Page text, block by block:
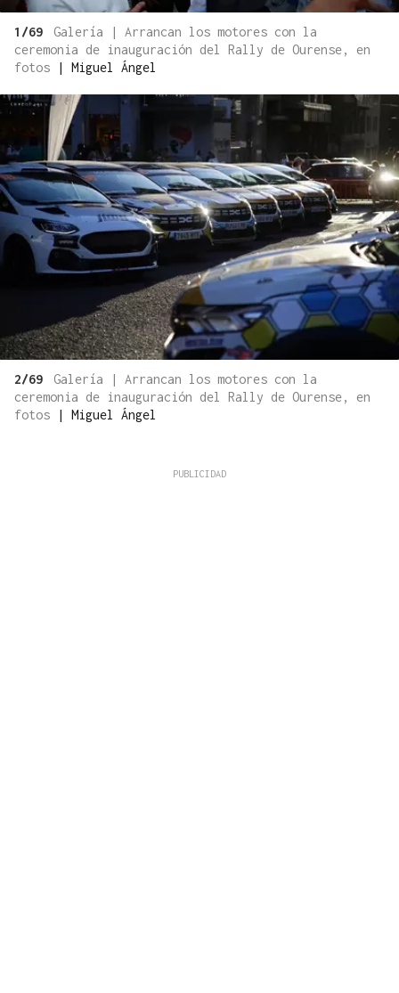
1/69
Galería | Arrancan los motores con la
ceremonia de inauguración del Rally de Ourense, en
fotos
| Miguel Ángel
2/69
Galería | Arrancan los motores con la
ceremonia de inauguración del Rally de Ourense, en
fotos
| Miguel Ángel